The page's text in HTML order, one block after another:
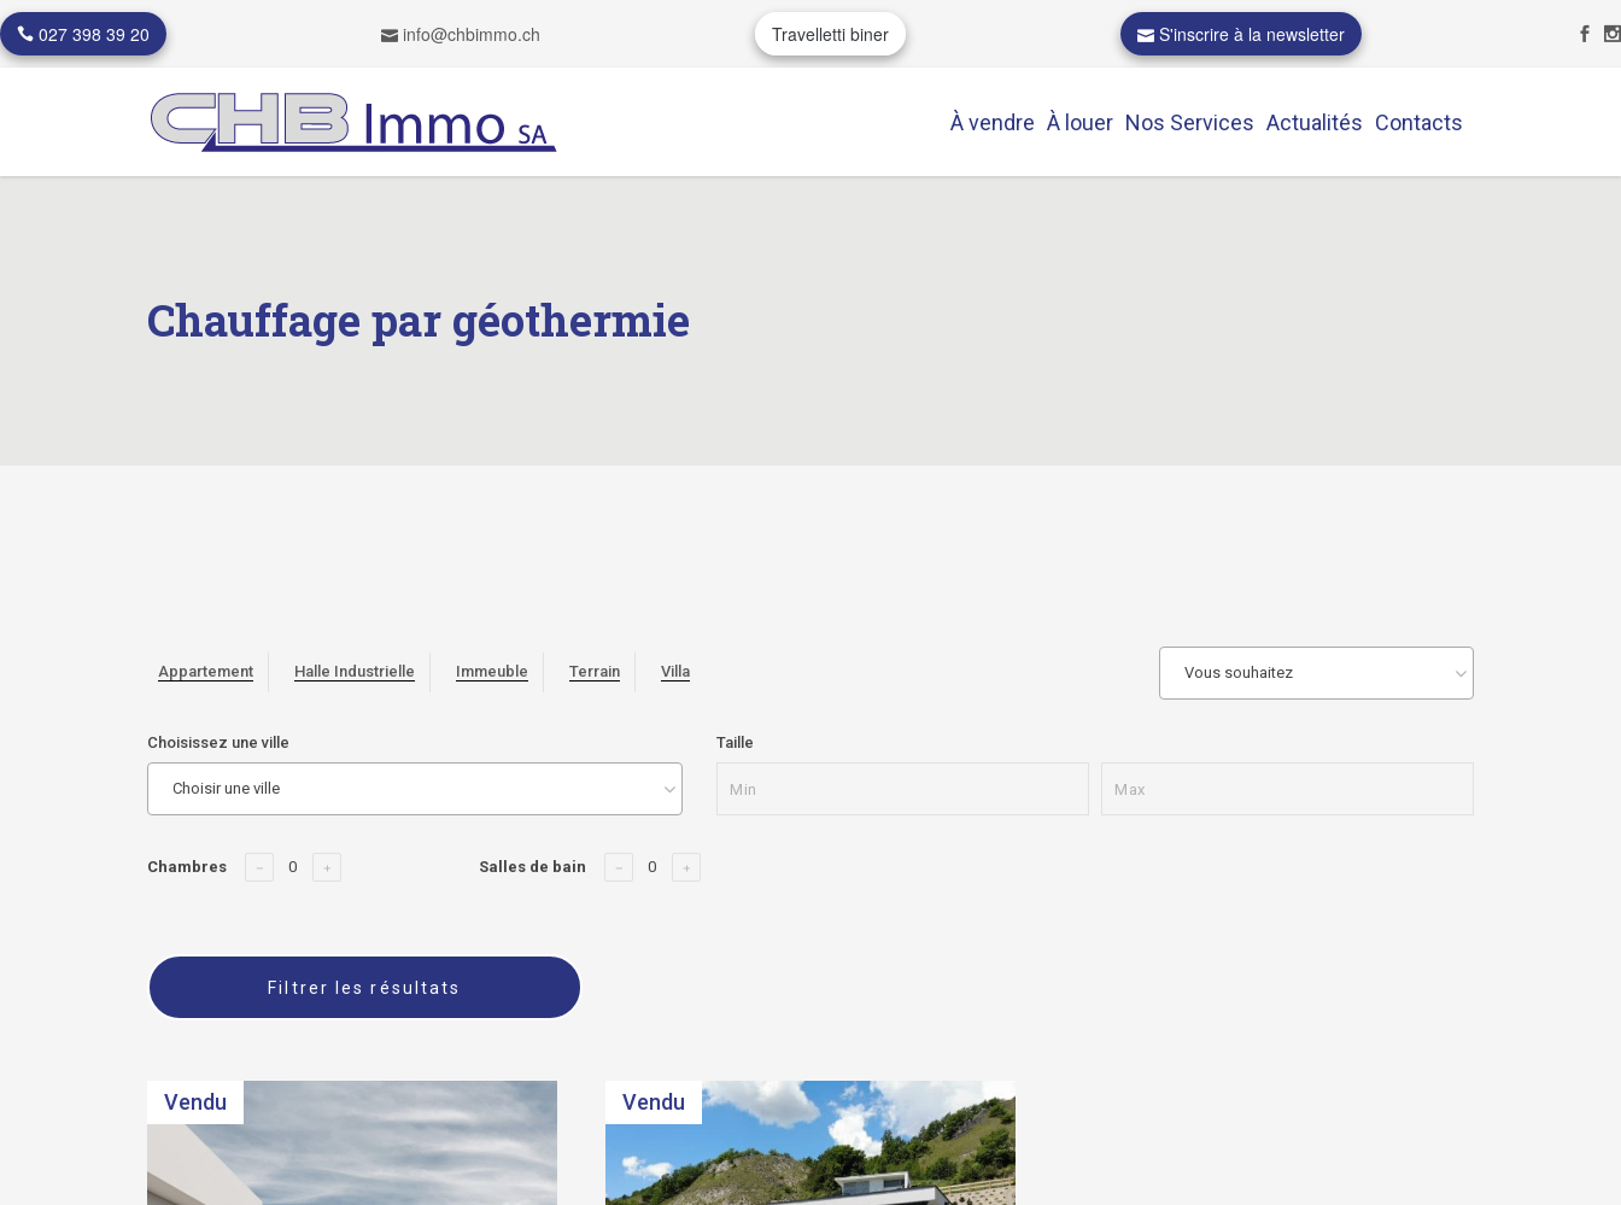
027 398 39 20 info@chbimmo.ch Travelletti biner S'inscrire à la newsletter
À vendre À louer Nos Services Actualités Contacts
Chauffage par géothermie
Appartement Halle Industrielle Immeuble Terrain Villa Vous souhaitez
Choisissez une ville
Choisir une ville
Taille
Chambres Salles de bain
Filtrer les résultats
Vendu Vendu